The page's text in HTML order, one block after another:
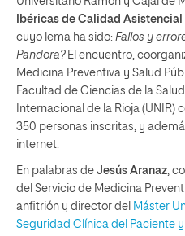
Ibéricas de Calidad
cuyo lema ha sido: Fallos y
Pandora? El encuentro,
Medicina Preventiva y Salud
Facultad de Ciencias de la
Internacional de la Rioja
350 personas inscritas, y
internet.
En palabras de Jesús Aranaz,
del Servicio de Medicina
anfitrión y director del Máster
Seguridad Clínica del Paciente